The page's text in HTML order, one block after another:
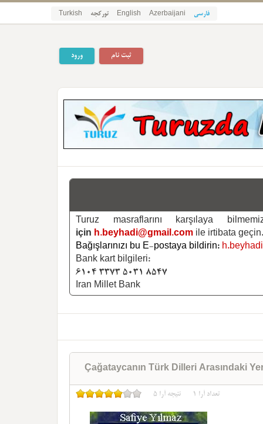
فارسی Azerbaijani
English تورکجه Turkish
ورود ثبت نام
Turuz masraflarını karşılaya
için h.beyhadi@gmail.com ile irtibata geçin.
Bağışlarınızı bu E-postaya bildirin:
Bank kart bilgileri:
6104 3373 5031 8547
Iran Millet Bank
Çağataycanın Türk Dilleri Arasındaki
تعداد آرا 1 نتیجه آرا 5